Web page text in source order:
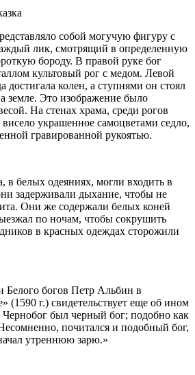
собой могучую фигуру с
лик, смотрящий в определенную
бороду. В правой руке бог
культовый рог с медом. Левой
достигала колен, а ступнями он стоял
земле. Это изображение было
На стенах храма, среди рогов
украшенное самоцветами седло,
гравированной рукоятью.
в белых одеяниях, могли входить в
задерживали дыхание, чтобы не
Они же содержали белых коней
по ночам, чтобы сокрушить
в красных одеждах сторожили
Белого богов Петр Альбин в
(1590 г.) свидетельствует еще об ином
был черный бог; подобно как
почитался и подобный бог,
утреннюю зарю.»